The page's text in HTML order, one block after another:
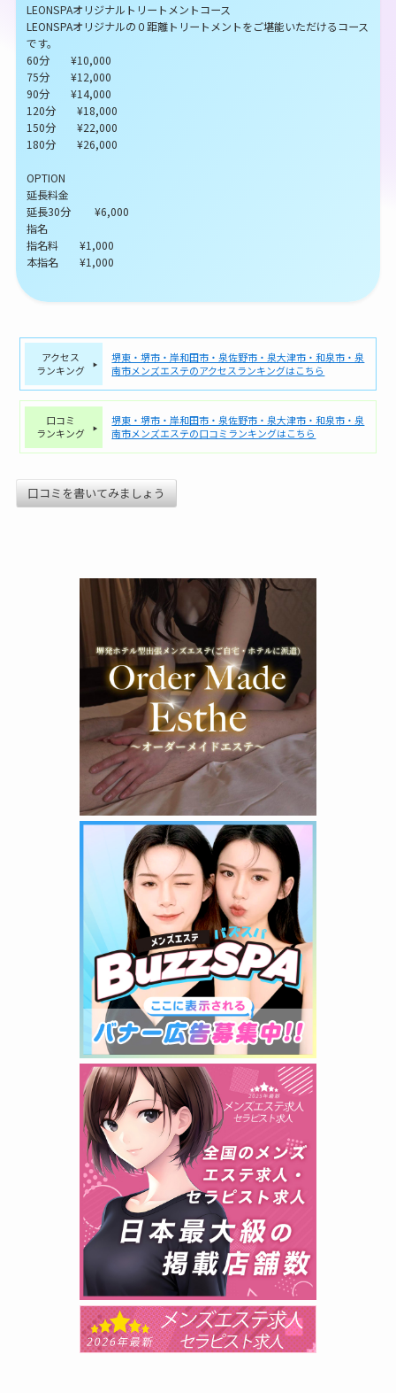
LEONSPAオリジナルトリートメントコース
LEONSPAオリジナルの０距離トリートメントをご堪能いただけるコース
です。
60分 ¥10,000
75分 ¥12,000
90分 ¥14,000
120分 ¥18,000
150分 ¥22,000
180分 ¥26,000
OPTION
延長料金
延長30分 ¥6,000
指名
指名料 ¥1,000
本指名 ¥1,000
アクセス
ランキング
堺東・堺市・岸和田市・泉佐野市・泉大津市・和泉市・泉
南市メンズエステのアクセスランキングはこちら
口コミ
ランキング
堺東・堺市・岸和田市・泉佐野市・泉大津市・和泉市・泉
南市メンズエステの口コミランキングはこちら
口コミを書いてみましょう